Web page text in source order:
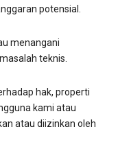
potensial.
menangani
teknis.
hak, properti
kami atau
atau diizinkan oleh